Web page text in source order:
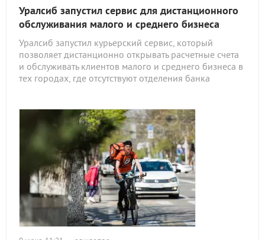
Уралсиб запустил сервис для дистанционного
обслуживания малого и среднего бизнеса
Уралсиб запустил курьерский сервис, который
позволяет дистанционно открывать расчетные счета
и обслуживать клиентов малого и среднего бизнеса в
тех городах, где отсутствуют отделения банка